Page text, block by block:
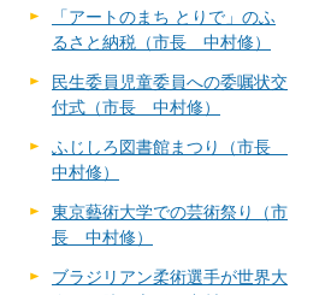
「アートのまち とりで」のふ
るさと納税（市長 中村修）
民生委員児童委員への委嘱状交
付式（市長 中村修）
ふじしろ図書館まつり（市長
中村修）
東京藝術大学での芸術祭り（市
長 中村修）
ブラジリアン柔術選手が世界大